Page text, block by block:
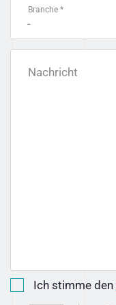
Branche *
-
Nachricht
Ich stimme den